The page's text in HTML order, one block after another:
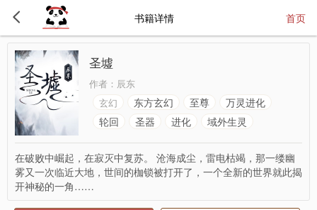
书籍详情 首页
圣墟
作者： 辰东
玄幻
东方玄幻 至尊
万灵进化
轮回
圣器 进化 域外生灵
在破败中崛起，在寂灭中复苏。 沧海成尘，雷电枯竭，那一缕幽
雾又一次临近大地，世间的枷锁被打开了，一个全新的世界就此揭
开神秘的一角……